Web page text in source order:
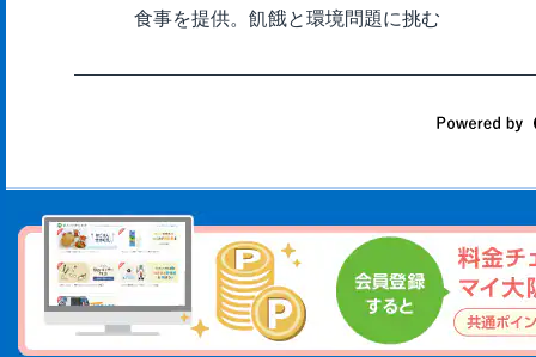
食事を提供。飢餓と環境問題に挑む